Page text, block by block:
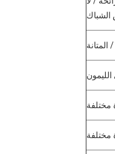
الشباك
المتانة
مختلفة
مختلفة